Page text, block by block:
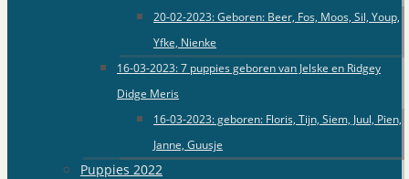
20-02-2023: Geboren: Beer, Fos, Moos, Sil, Youp,
Yfke, Nienke
16-03-2023: 7 puppies geboren van Jelske en Ridgey
Didge Meris
16-03-2023: geboren: Floris, Tijn, Siem, Juul, Pien,
Janne, Guusje
Puppies 2022